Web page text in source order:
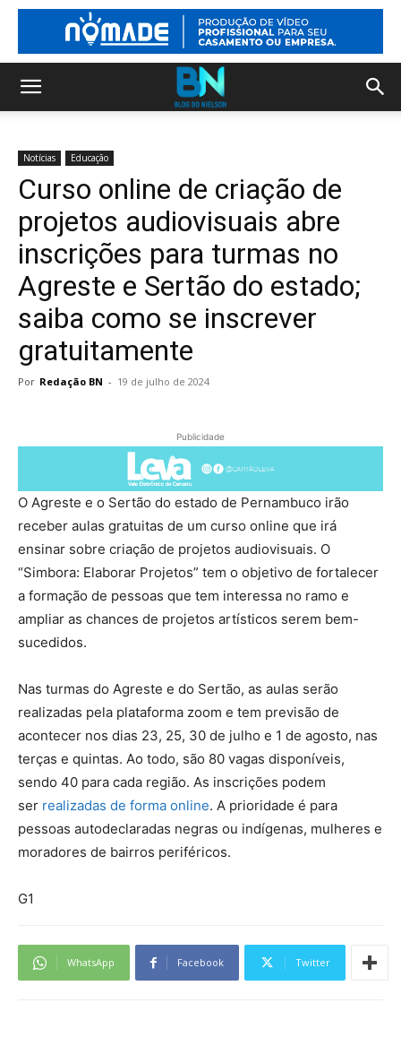
Notícias Educação
Curso online de criação de
projetos audiovisuais abre
inscrições para turmas no
Agreste e Sertão do estado;
saiba como se inscrever
gratuitamente
Por Redação BN - 19 de julho de 2024
Publicidade
O Agreste e o Sertão do estado de Pernambuco irão
receber aulas gratuitas de um curso online que irá
ensinar sobre criação de projetos audiovisuais. O
“Simbora: Elaborar Projetos” tem o objetivo de fortalecer
a formação de pessoas que tem interessa no ramo e
ampliar as chances de projetos artísticos serem bem-
sucedidos.
Nas turmas do Agreste e do Sertão, as aulas serão
realizadas pela plataforma zoom e tem previsão de
acontecer nos dias 23, 25, 30 de julho e 1 de agosto, nas
terças e quintas. Ao todo, são 80 vagas disponíveis,
sendo 40 para cada região. As inscrições podem
ser realizadas de forma online. A prioridade é para
pessoas autodeclaradas negras ou indígenas, mulheres e
moradores de bairros periféricos.
G1
WhatsApp Facebook Twitter